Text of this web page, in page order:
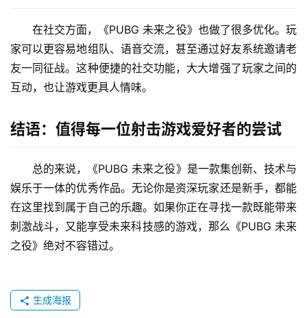
在社交方面，《PUBG 未来之役》也做了很多优化。玩
家可以更容易地组队、语音交流，甚至通过好友系统邀请老
友一同征战。这种便捷的社交功能，大大增强了玩家之间的
互动，也让游戏更具人情味。
结语：值得每一位射击游戏爱好者的尝试
总的来说，《PUBG 未来之役》是一款集创新、技术与
娱乐于一体的优秀作品。无论你是资深玩家还是新手，都能
在这里找到属于自己的乐趣。如果你正在寻找一款既能带来
刺激战斗，又能享受未来科技感的游戏，那么《PUBG 未来
之役》绝对不容错过。
生成海报